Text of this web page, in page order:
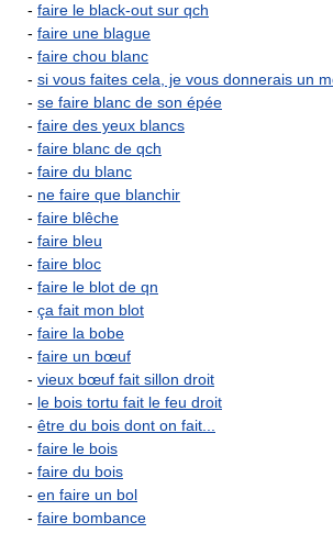
- faire le black-out sur qch
- faire une blague
- faire chou blanc
- si vous faites cela, je vous donnerais un
- se faire blanc de son épée
- faire des yeux blancs
- faire blanc de qch
- faire du blanc
- ne faire que blanchir
- faire blêche
- faire bleu
- faire bloc
- faire le blot de qn
- ça fait mon blot
- faire la bobe
- faire un bœuf
- vieux bœuf fait sillon droit
- le bois tortu fait le feu droit
- être du bois dont on fait...
- faire le bois
- faire du bois
- en faire un bol
- faire bombance